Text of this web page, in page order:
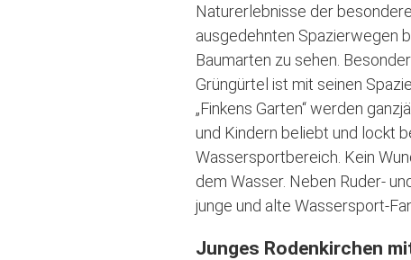
Naturerlebnisse der
ausgedehnten Spazierwegen
Baumarten zu sehen.
Grüngürtel ist mit seinen
„Finkens Garten“ werden
und Kindern beliebt und lockt
Wassersportbereich. Kein
dem Wasser. Neben Ruder-
junge und alte Wassersport-
Junges Rodenkirchen